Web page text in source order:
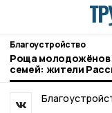
Благоустройство
Роща молодожёнов
семей: жители
название места